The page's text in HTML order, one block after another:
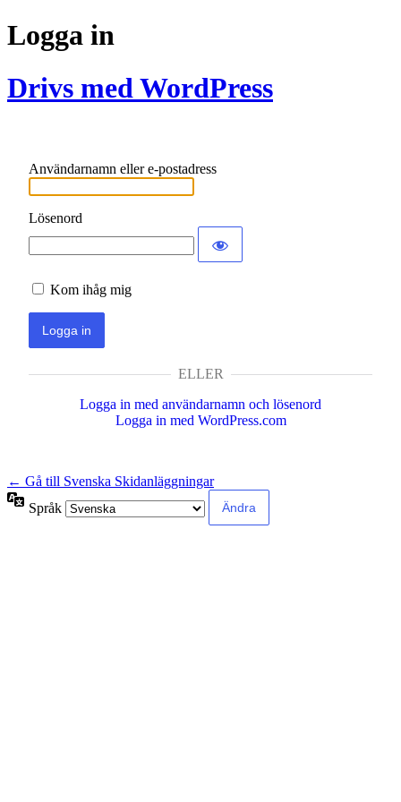
Logga in
Drivs med WordPress
Användarnamn eller e-postadress
Lösenord
Kom ihåg mig
ELLER
Logga in med användarnamn och lösenord
Logga in med WordPress.com
← Gå till Svenska Skidanläggningar
Språk